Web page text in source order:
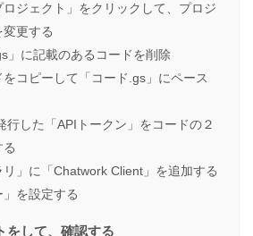
ロジェクト」をクリックして、プロジ
更する
」に記載のあるコードを削除
をコピーして「コード.gs」にペース
行した「APIトークン」をコードの２
リ」に「Chatwork Client」を追加する
」を設定する
をして、確認する